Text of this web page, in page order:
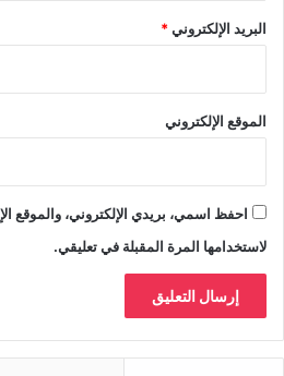
البريد الإلكتروني*
الموقع الإلكتروني
احفظ اسمي، بريدي الإلكتروني، والموقع
لاستخدامها المرة المقبلة في تعليقي.